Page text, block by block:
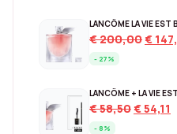
€200,00€
- 27%
LANCÔME + LA VIE
€58,50Original
€54,11
- 8%